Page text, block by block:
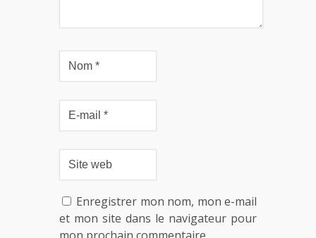
Enregistrer mon nom, mon e-mail
et mon site dans le navigateur pour